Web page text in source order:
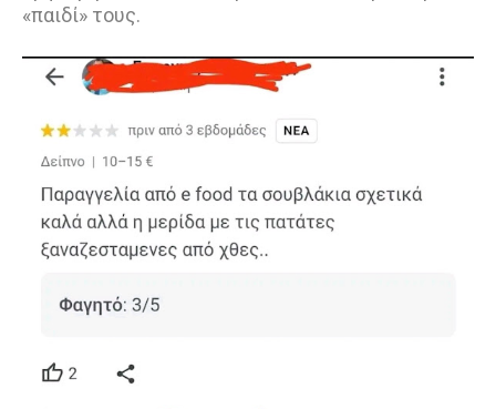
«παιδί» τους.